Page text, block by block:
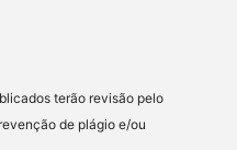
terão revisão pelo
de plágio e/ou